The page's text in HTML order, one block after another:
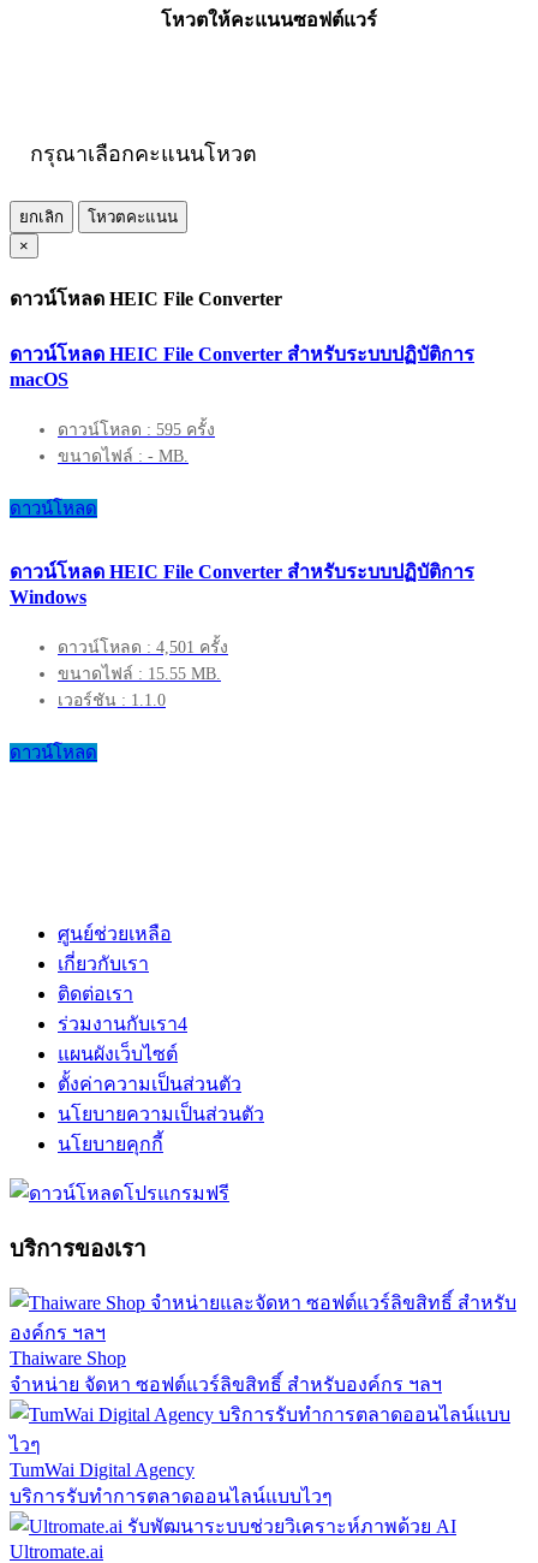
โหวตให้คะแนนซอฟต์แวร์
กรุณาเลือกคะแนนโหวต
ยกเลิก
โหวตคะแนน
×
ดาวน์โหลด HEIC File Converter
ดาวน์โหลด HEIC File Converter สำหรับระบบปฏิบัติการ
macOS
ดาวน์โหลด : 595 ครั้ง
ขนาดไฟล์ : - MB.
ดาวน์โหลด
ดาวน์โหลด HEIC File Converter สำหรับระบบปฏิบัติการ
Windows
ดาวน์โหลด : 4,501 ครั้ง
ขนาดไฟล์ : 15.55 MB.
เวอร์ชัน : 1.1.0
ดาวน์โหลด
ศูนย์ช่วยเหลือ
เกี่ยวกับเรา
ติดต่อเรา
ร่วมงานกับเรา4
แผนผังเว็บไซต์
ตั้งค่าความเป็นส่วนตัว
นโยบายความเป็นส่วนตัว
นโยบายคุกกี้
บริการของเรา
Thaiware Shop
จำหน่าย จัดหา ซอฟต์แวร์ลิขสิทธิ์ สำหรับองค์กร ฯลฯ
TumWai Digital Agency
บริการรับทำการตลาดออนไลน์แบบไวๆ
Ultromate.ai